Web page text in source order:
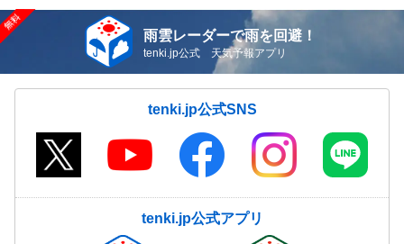
雨雲レーダーで雨を回避！
tenki.jp公式 天気予報アプリ
tenki.jp公式SNS
tenki.jp公式アプリ